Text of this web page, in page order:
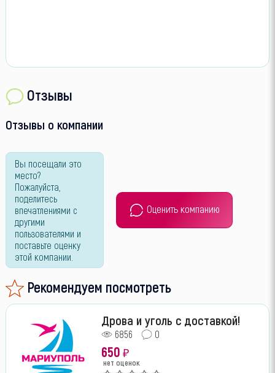
Отзывы
Отзывы о компании
Вы посещали это
место?
Пожалуйста,
поделитесь
впечатлениями с
другими
пользователями и
поставьте оценку
этой компании.
Оценить компанию
Рекомендуем посмотреть
Дрова и уголь с доставкой!
6856 0
650 ₽
нет оценок